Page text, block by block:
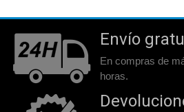
Envío
En compras de
horas.